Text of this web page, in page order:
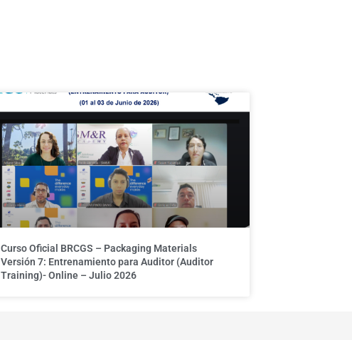
Curso Oficial BRCGS – Packaging Materials
Versión 7: Entrenamiento para Auditor (Auditor
Training)- Online – Julio 2026